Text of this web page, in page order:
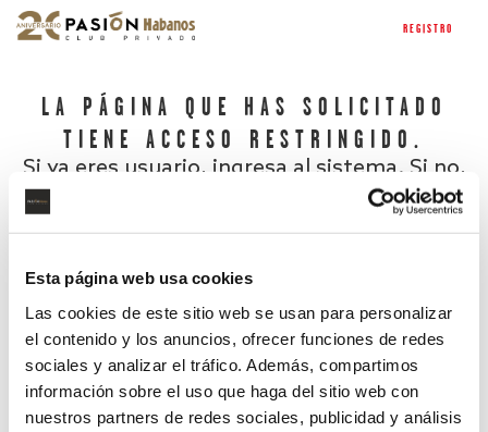
Esta página web usa cookies
Las cookies de este sitio web se usan para personalizar
el contenido y los anuncios, ofrecer funciones de redes
sociales y analizar el tráfico. Además, compartimos
información sobre el uso que haga del sitio web con
nuestros partners de redes sociales, publicidad y análisis
REGISTRO
LA PÁGINA QUE HAS SOLICITADO
TIENE ACCESO RESTRINGIDO.
Si ya eres usuario, ingresa al sistema. Si no,
¿Has olvidado tu contraseña?